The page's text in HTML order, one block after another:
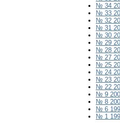
№ 34
№ 33
№ 32
№ 31
№ 30
№ 29
№ 28
№ 27
№ 25
№ 24
№ 23
№ 22
№ 9
№ 8
№ 6
№ 1